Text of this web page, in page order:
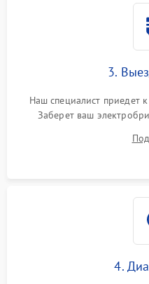
3.
Наш специалист приедет
Заберет ваш
4.